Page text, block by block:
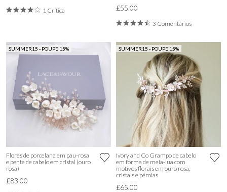
1 Crítica £55.00
3 Comentários
SUMMER15 - POUPE 15%
Flores de porcelana em pau-rosa
e pente de cabelo em cristal (ouro
rosa)
£83.00
SUMMER15 - POUPE 15%
Ivory and Co Grampo de cabelo
em forma de meia-lua com
motivos florais em ouro rosa,
cristais e pérolas
£65.00